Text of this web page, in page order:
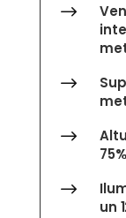
$
$
$
$
un